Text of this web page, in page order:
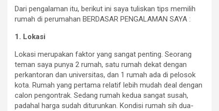
Dari pengalaman itu, berikut ini saya tuliskan tips memilih
rumah di perumahan BERDASAR PENGALAMAN SAYA :
1. Lokasi
Lokasi merupakan faktor yang sangat penting. Seorang
teman saya punya 2 rumah, satu rumah dekat dengan
perkantoran dan universitas, dan 1 rumah ada di pelosok
kota. Rumah yang pertama relatif lebih mudah deal dengan
calon pengontrak. Sedang rumah kedua sangat susah,
padahal harga sudah diturunkan. Kondisi rumah sih dua-